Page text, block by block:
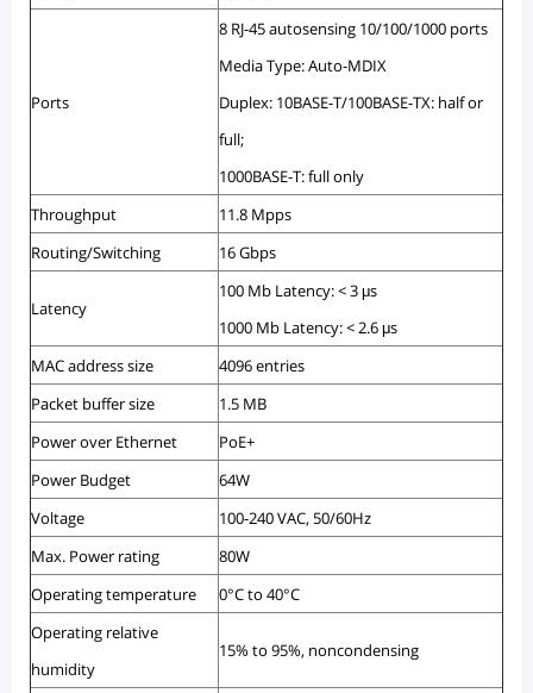
Ports
8 RJ-45 autosensing 10/100/1000 ports
Media Type: Auto-MDIX
Duplex: 10BASE-T/100BASE-TX: half or
full;
1000BASE-T: full only
Throughput
11.8 Mpps
Routing/Switching
16 Gbps
Latency
100 Mb Latency: < 3 μs
1000 Mb Latency: < 2.6 μs
MAC address size
4096 entries
Packet buffer size
1.5 MB
Power over Ethernet
PoE+
Power Budget
64W
Voltage
100-240 VAC, 50/60Hz
Max. Power rating
80W
Operating temperature
0°C to 40°C
Operating relative
humidity
15% to 95%, noncondensing